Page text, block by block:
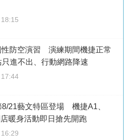
性防空演習 演練期間機捷正常
進不出、行動網路降速
8/21藝文特區登場 機捷A1、
暖身活動即日搶先開跑